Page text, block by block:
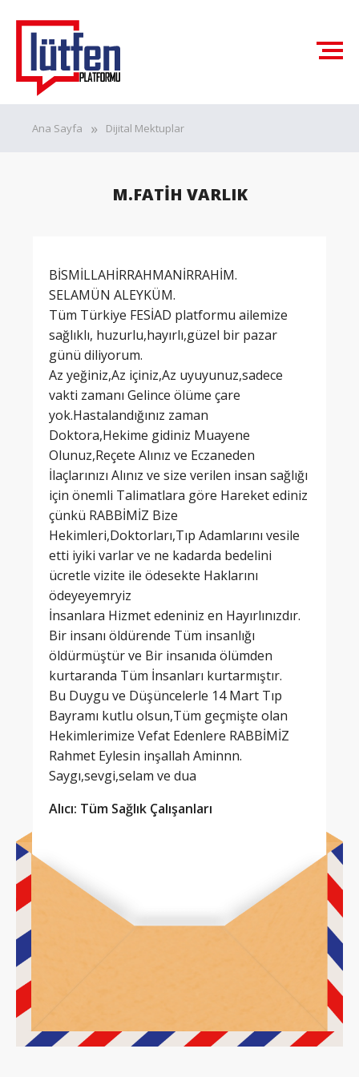
Ana Sayfa Dijital Mektuplar
M.FATİH VARLIK
BİSMİLLAHİRRAHMANİRRAHİM.
SELAMÜN ALEYKÜM.
Tüm Türkiye FESİAD platformu ailemize
sağlıklı, huzurlu,hayırlı,güzel bir pazar
günü diliyorum.
Az yeğiniz,Az içiniz,Az uyuyunuz,sadece
vakti zamanı Gelince ölüme çare
yok.Hastalandığınız zaman
Doktora,Hekime gidiniz Muayene
Olunuz,Reçete Alınız ve Eczaneden
İlaçlarınızı Alınız ve size verilen insan sağlığı
için önemli Talimatlara göre Hareket ediniz
çünkü RABBİMİZ Bize
Hekimleri,Doktorları,Tıp Adamlarını vesile
etti iyiki varlar ve ne kadarda bedelini
ücretle vizite ile ödesekte Haklarını
ödeyeyemryiz
İnsanlara Hizmet edeniniz en Hayırlınızdır.
Bir insanı öldürende Tüm insanlığı
öldürmüştür ve Bir insanıda ölümden
kurtaranda Tüm İnsanları kurtarmıştır.
Bu Duygu ve Düşüncelerle 14 Mart Tıp
Bayramı kutlu olsun,Tüm geçmişte olan
Hekimlerimize Vefat Edenlere RABBİMİZ
Rahmet Eylesin inşallah Aminnn.
Saygı,sevgi,selam ve dua
Alıcı: Tüm Sağlık Çalışanları